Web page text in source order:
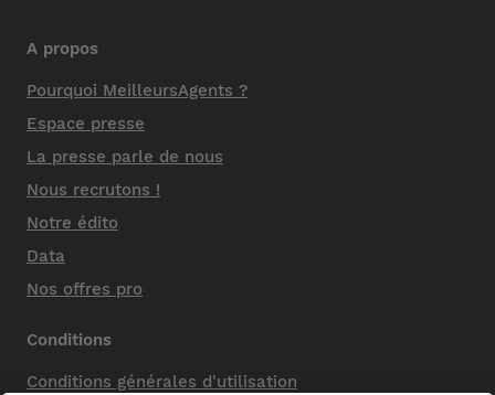
A propos
Pourquoi MeilleursAgents ?
Espace presse
La presse parle de nous
Nous recrutons !
Notre édito
Data
Nos offres pro
Conditions
Conditions générales d'utilisation